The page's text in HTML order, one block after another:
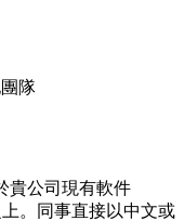
隊
貴公司現有軟件
上。同事直接以中文或